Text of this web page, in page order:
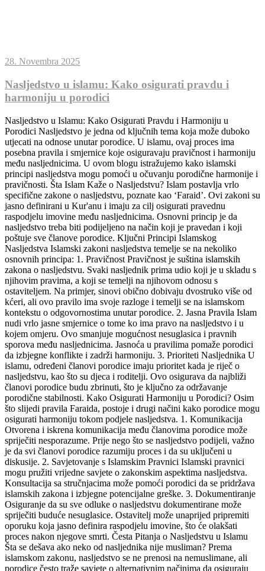
28. Novembra 2025
Nasljedstvo u islamu: Kako osigurati pravdu i
harmoniju u porodici
Nasljedstvo u Islamu: Kako Osigurati Pravdu i Harmoniju u
Porodici Nasljedstvo je jedna od ključnih tema koja može duboko
utjecati na odnose unutar porodice. U islamu, ovaj proces ima
posebna pravila i smjernice koje osiguravaju pravičnost i harmoniju
među nasljednicima. U ovom blogu istražujemo kako islamski
principi nasljedstva mogu pomoći u očuvanju porodične harmonije i
pravičnosti. Šta Islam Kaže o Nasljedstvu? Islam postavlja vrlo
specifične zakone o nasljedstvu, poznate kao ‘Faraid’. Ovi zakoni su
jasno definirani u Kur'anu i imaju za cilj osigurati pravednu
raspodjelu imovine među nasljednicima. Osnovni princip je da
nasljedstvo treba biti podijeljeno na način koji je pravedan i koji
poštuje sve članove porodice. Ključni Principi Islamskog
Nasljedstva Islamski zakoni nasljedstva temelje se na nekoliko
osnovnih principa: 1. Pravičnost Pravičnost je suština islamskih
zakona o nasljedstvu. Svaki nasljednik prima udio koji je u skladu s
njihovim pravima, a koji se temelji na njihovom odnosu s
ostaviteljem. Na primjer, sinovi obično dobivaju dvostruko više od
kćeri, ali ovo pravilo ima svoje razloge i temelji se na islamskom
kontekstu o odgovornostima unutar porodice. 2. Jasna Pravila Islam
nudi vrlo jasne smjernice o tome ko ima pravo na nasljedstvo i u
kojem omjeru. Ovo smanjuje mogućnost nesuglasica i pravnih
sporova među nasljednicima. Jasnoća u pravilima pomaže porodici
da izbjegne konflikte i zadrži harmoniju. 3. Prioriteti Nasljednika U
islamu, određeni članovi porodice imaju prioritet kada je riječ o
nasljedstvu, kao što su djeca i roditelji. Ovo osigurava da najbliži
članovi porodice budu zbrinuti, što je ključno za održavanje
porodične stabilnosti. Kako Osigurati Harmoniju u Porodici? Osim
što slijedi pravila Faraida, postoje i drugi načini kako porodice mogu
osigurati harmoniju tokom podjele nasljedstva. 1. Komunikacija
Otvorena i iskrena komunikacija među članovima porodice može
spriječiti nesporazume. Prije nego što se nasljedstvo podijeli, važno
je da svi članovi porodice razumiju proces i da su uključeni u
diskusije. 2. Savjetovanje s Islamskim Pravnici Islamski pravnici
mogu pružiti vrijedne savjete o zakonskim aspektima nasljedstva.
Konsultacija sa stručnjacima može pomoći porodici da se pridržava
islamskih zakona i izbjegne potencijalne greške. 3. Dokumentiranje
Osiguranje da su sve odluke o nasljedstvu dokumentirane može
spriječiti buduće nesuglasice. Ostavitelj može unaprijed pripremiti
oporuku koja jasno definira raspodjelu imovine, što će olakšati
proces nakon njegove smrti. Česta Pitanja o Nasljedstvu u Islamu
Šta se dešava ako neko od nasljednika nije musliman? Prema
islamskom zakonu, nasljedstvo se ne prenosi na nemuslimane, ali
porodice često traže savjete o alternativnim načinima da osiguraju